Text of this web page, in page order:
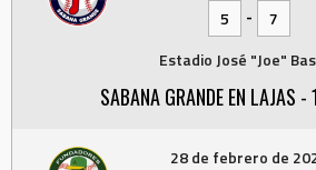
5
-
7
Estadio José "Joe"
SABANA GRANDE EN LAJAS -
28 de febrero de